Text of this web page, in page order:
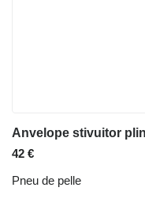
42 €
Pneu de pelle